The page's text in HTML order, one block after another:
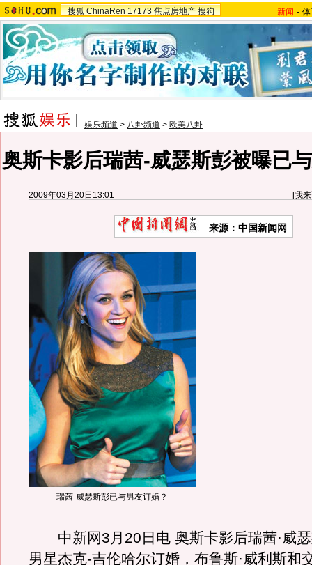
搜狐 ChinaRen 17173 焦点房地产 搜狗 新闻 -
娱乐频道 > 八卦频道 > 欧美八卦
奥斯卡影后瑞茜-威瑟斯彭被曝已
2009年03月20日13:01 [我
来源：中国新闻网
瑞茜-威瑟斯彭已与男友订婚？
中新网3月20日电 奥斯卡影后瑞茜·威瑟
男星杰克-吉伦哈尔订婚，布鲁斯·威利斯和